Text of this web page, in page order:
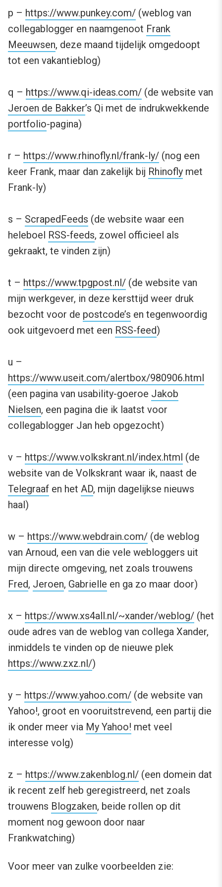
p – https://www.punkey.com/ (weblog van
collegablogger en naamgenoot Frank
Meeuwsen, deze maand tijdelijk omgedoopt
tot een vakantieblog)
q – https://www.qi-ideas.com/ (de website van
Jeroen de Bakker’s Qi met de indrukwekkende
portfolio-pagina)
r – https://www.rhinofly.nl/frank-ly/ (nog een
keer Frank, maar dan zakelijk bij Rhinofly met
Frank-ly)
s – ScrapedFeeds (de website waar een
heleboel RSS-feeds, zowel officieel als
gekraakt, te vinden zijn)
t – https://www.tpgpost.nl/ (de website van
mijn werkgever, in deze kersttijd weer druk
bezocht voor de postcode’s en tegenwoordig
ook uitgevoerd met een RSS-feed)
u –
https://www.useit.com/alertbox/980906.html
(een pagina van usability-goeroe Jakob
Nielsen, een pagina die ik laatst voor
collegablogger Jan heb opgezocht)
v – https://www.volkskrant.nl/index.html (de
website van de Volkskrant waar ik, naast de
Telegraaf en het AD, mijn dagelijkse nieuws
haal)
w – https://www.webdrain.com/ (de weblog
van Arnoud, een van die vele webloggers uit
mijn directe omgeving, net zoals trouwens
Fred, Jeroen, Gabrielle en ga zo maar door)
x – https://www.xs4all.nl/~xander/weblog/ (het
oude adres van de weblog van collega Xander,
inmiddels te vinden op de nieuwe plek
https://www.zxz.nl/)
y – https://www.yahoo.com/ (de website van
Yahoo!, groot en vooruitstrevend, een partij die
ik onder meer via My Yahoo! met veel
interesse volg)
z – https://www.zakenblog.nl/ (een domein dat
ik recent zelf heb geregistreerd, net zoals
trouwens Blogzaken, beide rollen op dit
moment nog gewoon door naar
Frankwatching)
Voor meer van zulke voorbeelden zie: